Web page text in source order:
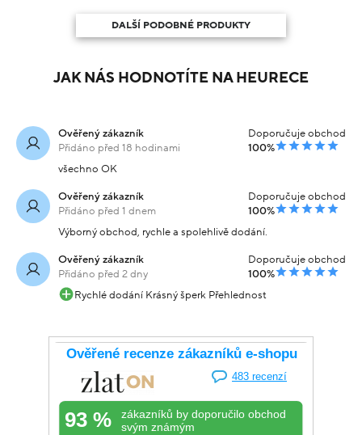
DALŠÍ PODOBNÉ PRODUKTY
JAK NÁS HODNOTÍTE NA HEURECE
Ověřený zákazník
Přidáno před 18 hodinami
Doporučuje obchod
100%
všechno OK
Ověřený zákazník
Přidáno před 1 dnem
Doporučuje obchod
100%
Výborný obchod, rychle a spolehlivě dodání.
Ověřený zákazník
Přidáno před 2 dny
Doporučuje obchod
100%
Rychlé dodání Krásný šperk Přehlednost